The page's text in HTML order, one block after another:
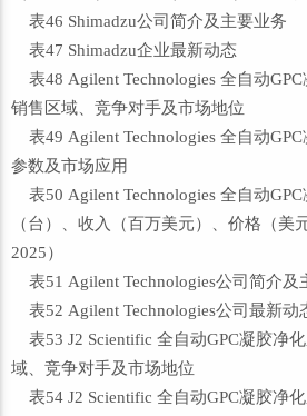
表46 Shimadzu公司简介及主要业务
表47 Shimadzu企业最新动态
表48 Agilent Technologies 全自动GPC
销售区域、竞争对手及市场地位
表49 Agilent Technologies 全自动GPC
参数及市场应用
表50 Agilent Technologies 全自动
（台）、收入（百万美元）、价格（美
2025）
表51 Agilent Technologies公司简介及
表52 Agilent Technologies公司最新动
表53 J2 Scientific 全自动GPC凝胶净
域、竞争对手及市场地位
表54 J2 Scientific 全自动GPC凝胶净